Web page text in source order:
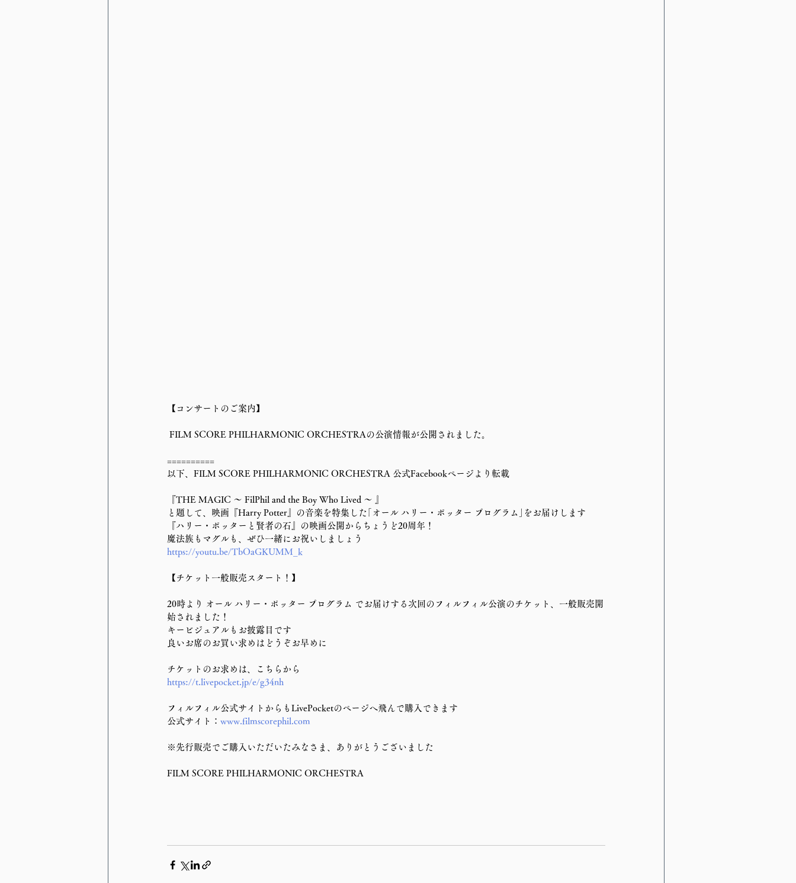
【コンサートのご案内】
FILM SCORE PHILHARMONIC ORCHESTRAの公演情報が公開されました。
==========
以下、FILM SCORE PHILHARMONIC ORCHESTRA 公式Facebookページより転載
『THE MAGIC ～ FilPhil and the Boy Who Lived ～ 』
と題して、映画『Harry Potter』の音楽を特集した｢オール ハリー・ポッター プログラム｣をお届けします
『ハリー・ポッターと賢者の石』の映画公開からちょうど20周年！
魔法族もマグルも、ぜひ一緒にお祝いしましょう
https://youtu.be/TbOaGKUMM_k
【チケット一般販売スタート！】
20時より オール ハリー・ポッター プログラム でお届けする次回のフィルフィル公演のチケット、一般販売開
始されました！
キービジュアルもお披露目です
良いお席のお買い求めはどうぞお早めに
チケットのお求めは、こちらから
https://t.livepocket.jp/e/g34nh
フィルフィル公式サイトからもLivePocketのページへ飛んで購入できます
公式サイト： www.filmscorephil.com
※先行販売でご購入いただいたみなさま、ありがとうございました
FILM SCORE PHILHARMONIC ORCHESTRA